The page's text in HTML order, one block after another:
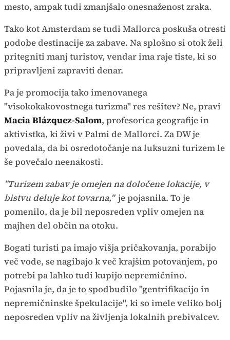
mesto, ampak tudi zmanjšalo onesnaženost zraka.
Tako kot Amsterdam se tudi Mallorca poskuša otresti
podobe destinacije za zabave. Na splošno si otok želi
pritegniti manj turistov, vendar ima raje tiste, ki so
pripravljeni zapraviti denar.
Pa je promocija tako imenovanega
"visokokakovostnega turizma" res rešitev? Ne, pravi
Macia Blázquez-Salom, profesorica geografije in
aktivistka, ki živi v Palmi de Mallorci. Za DW je
povedala, da bi osredotočanje na luksuzni turizem le
še povečalo neenakosti.
"Turizem zabav je omejen na določene lokacije, v
bistvu deluje kot tovarna," je pojasnila. To je
pomenilo, da je bil neposreden vpliv omejen na
majhen del občin na otoku.
Bogati turisti pa imajo višja pričakovanja, porabijo
več vode, se nagibajo k več krajšim potovanjem, po
potrebi pa lahko tudi kupijo nepremičnino.
Pojasnila je, da je to spodbudilo "gentrifikacijo in
nepremičninske špekulacije", ki so imele veliko bolj
neposreden vpliv na življenja lokalnih prebivalcev.